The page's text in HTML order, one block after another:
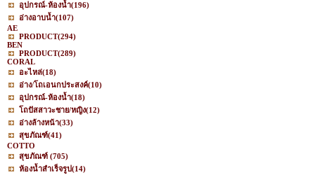
อุปกรณ์-ห้องน้ำ(196)
อ่างอาบน้ำ(107)
AE
PRODUCT(294)
BEN
PRODUCT(289)
CORAL
อะไหล่(18)
อ่าง/โถเอนกประสงค์(10)
อุปกรณ์-ห้องน้ำ(18)
โถปัสสาวะชาย/หญิง(12)
อ่างล้างหน้า(33)
สุขภัณฑ์(41)
COTTO
สุขภัณฑ์ (705)
ห้องน้ำสำเร็จรูป(14)